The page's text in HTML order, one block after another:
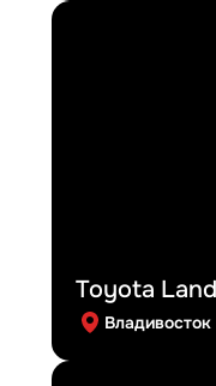
Toyota
Владивосток